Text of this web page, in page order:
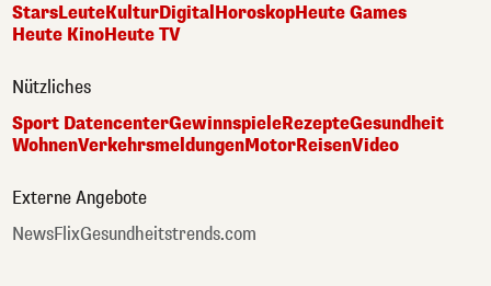
StarsLeuteKulturDigitalHoroskopHeute Games
Heute KinoHeute TV
Nützliches
Sport DatencenterGewinnspieleRezepteGesundheit
WohnenVerkehrsmeldungenMotorReisenVideo
Externe Angebote
NewsFlixGesundheitstrends.com